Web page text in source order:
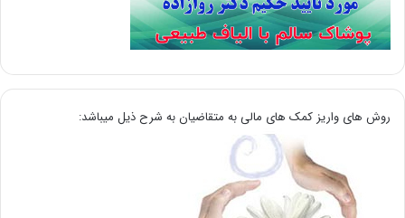
روش های واریز کمک های مالی به متقاضیان به شرح ذیل میباشد: